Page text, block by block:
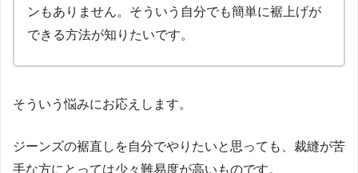
ンもありません。そういう自分でも簡単に裾上げが
できる方法が知りたいです。
そういう悩みにお応えします。
ジーンズの裾直しを自分でやりたいと思っても、裁縫が苦
手な方にとっては少々難易度が高いものです。